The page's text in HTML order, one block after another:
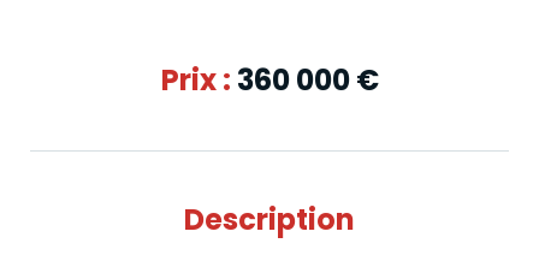
Prix : 360 000€
Description